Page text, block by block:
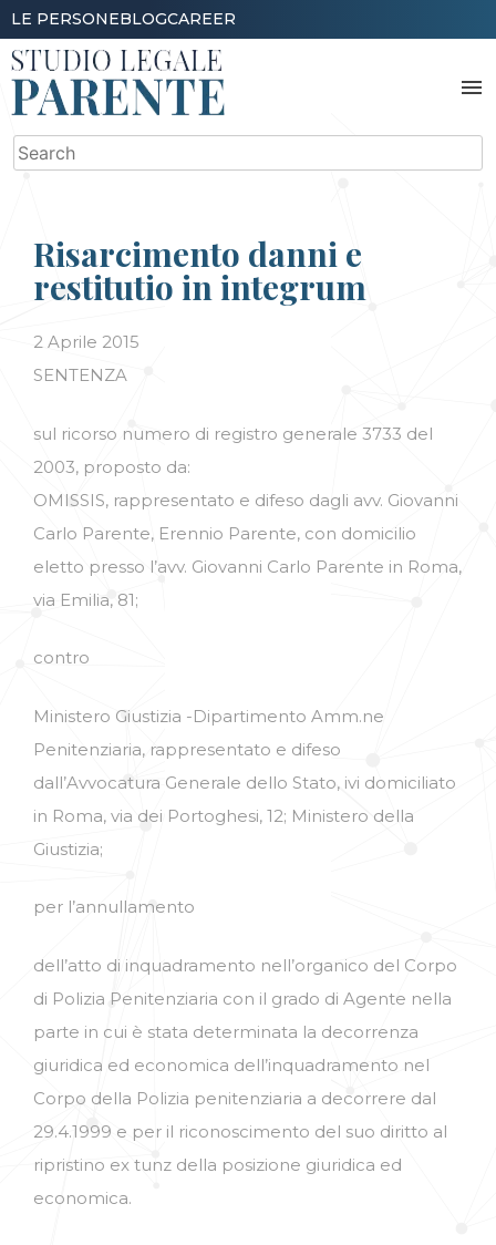
Skip
to
content
LE PERSONEBLOGCAREER
menu
Search
for:
Risarcimento danni e
restitutio in integrum
2 Aprile 2015
SENTENZA
sul ricorso numero di registro generale 3733 del
2003, proposto da:
OMISSIS, rappresentato e difeso dagli avv. Giovanni
Carlo Parente, Erennio Parente, con domicilio
eletto presso l’avv. Giovanni Carlo Parente in Roma,
via Emilia, 81;
contro
Ministero Giustizia -Dipartimento Amm.ne
Penitenziaria, rappresentato e difeso
dall’Avvocatura Generale dello Stato, ivi domiciliato
in Roma, via dei Portoghesi, 12; Ministero della
Giustizia;
per l’annullamento
dell’atto di inquadramento nell’organico del Corpo
di Polizia Penitenziaria con il grado di Agente nella
parte in cui è stata determinata la decorrenza
giuridica ed economica dell’inquadramento nel
Corpo della Polizia penitenziaria a decorrere dal
29.4.1999 e per il riconoscimento del suo diritto al
ripristino ex tunz della posizione giuridica ed
economica.